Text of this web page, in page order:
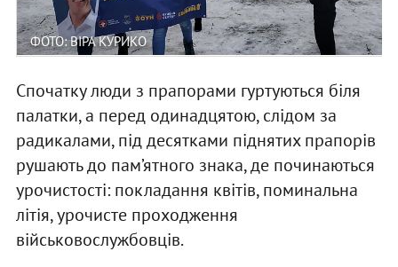
ФОТО: ВІРА КУРИКО
Спочатку люди з прапорами гуртуються біля
палатки, а перед одинадцятою, слідом за
радикалами, під десятками піднятих прапорів
рушають до пам’ятного знака, де починаються
урочистості: покладання квітів, поминальна
літія, урочисте проходження
військовослужбовців.